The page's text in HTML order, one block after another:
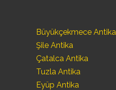
Büyükçekmece Antika
Şile Antika
Çatalca Antika
Tuzla Antika
Eyüp Antika